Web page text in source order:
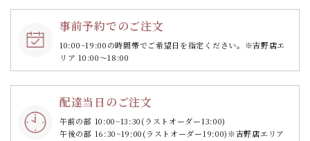
事前予約でのご注文
10:00~19:00の時間帯でご希望日を指定ください。 ※吉野店エ
リア 10:00～18:00
配達当日のご注文
午前の部 10:00~13:30(ラストオーダー13:00)
午後の部 16:30~19:00(ラストオーダー19:00)※吉野店エリア